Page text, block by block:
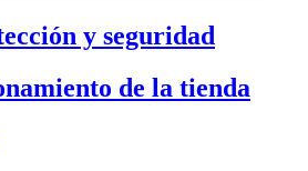
y seguridad
de la tienda